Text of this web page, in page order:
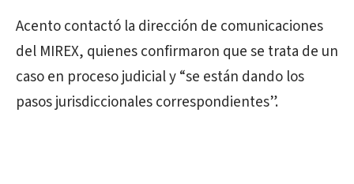
Acento contactó la dirección de comunicaciones
del MIREX, quienes confirmaron que se trata de un
caso en proceso judicial y “se están dando los
pasos jurisdiccionales correspondientes”.